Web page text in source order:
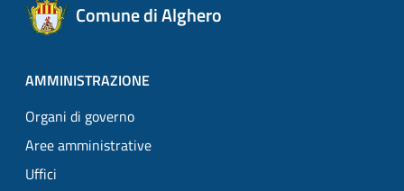
Comune di Alghero
AMMINISTRAZIONE
Organi di governo
Aree amministrative
Uffici